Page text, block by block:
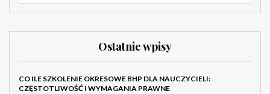
Ostatnie wpisy
CO ILE SZKOLENIE OKRESOWE BHP DLA NAUCZYCIELI:
CZĘSTOTLIWOŚĆ I WYMAGANIA PRAWNE